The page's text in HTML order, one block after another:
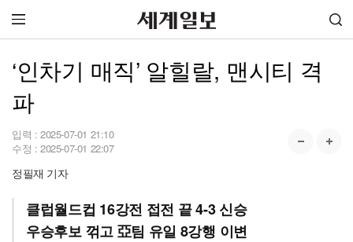
‘인차기 매직’ 알힐랄, 맨시티 격
파
입력 : 2025-07-01 21:10
수정 : 2025-07-01 22:07
정필재 기자
클럽월드컵 16강전 접전 끝 4-3 신승
우승후보 꺾고 亞팀 유일 8강행 이변